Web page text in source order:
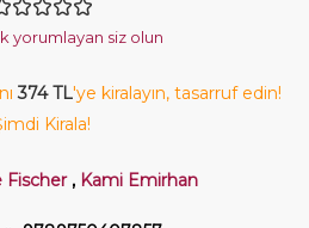
yorumlayan siz olun
374 TL'ye kiralayın, tasarruf edin!
Kirala!
, Kami Emirhan